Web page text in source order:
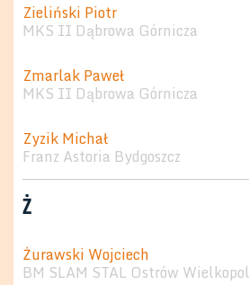
Zieliński Piotr
MKS II Dąbrowa Górnicza
Zmarlak Paweł
MKS II Dąbrowa Górnicza
Zyzik Michał
Franz Astoria Bydgoszcz
Ż
Żurawski Wojciech
BM SLAM STAL Ostrów